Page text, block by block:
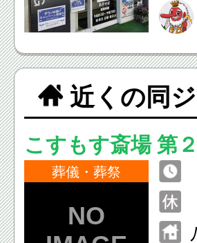
近くの同
こすもす斎場 第
葬儀・葬祭